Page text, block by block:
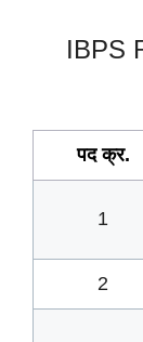
IBPS
पद क्र.
1
2